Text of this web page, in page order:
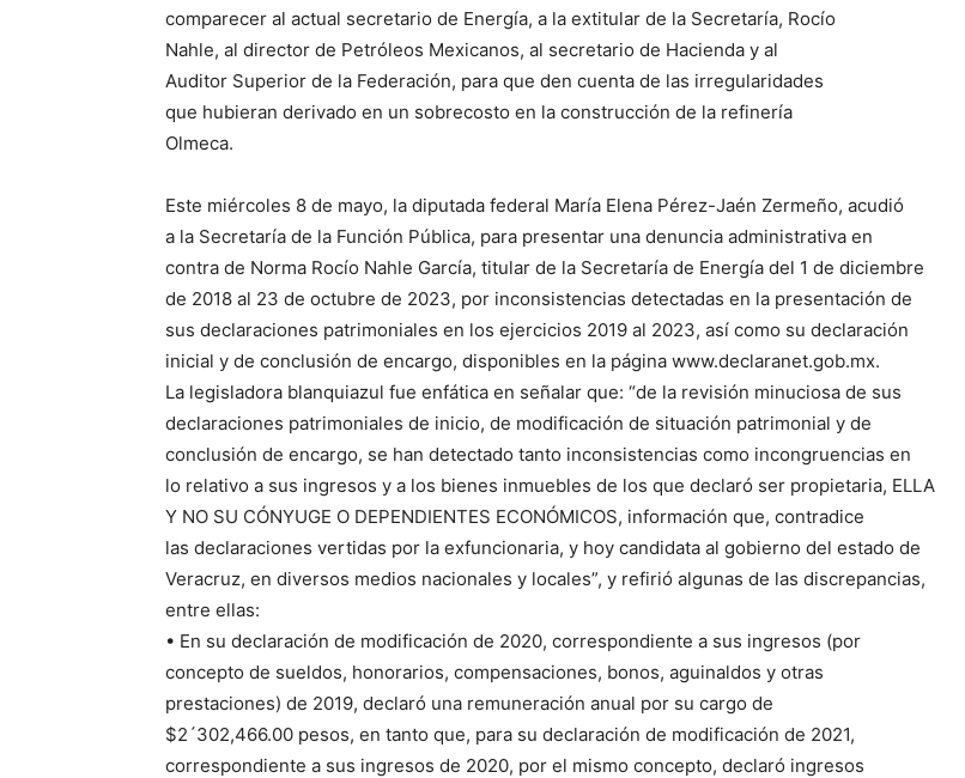
comparecer al actual secretario de Energía, a la extitular de la Secretaría, Rocío
Nahle, al director de Petróleos Mexicanos, al secretario de Hacienda y al
Auditor Superior de la Federación, para que den cuenta de las irregularidades
que hubieran derivado en un sobrecosto en la construcción de la refinería
Olmeca.
Este miércoles 8 de mayo, la diputada federal María Elena Pérez-Jaén Zermeño, acudió
a la Secretaría de la Función Pública, para presentar una denuncia administrativa en
contra de Norma Rocío Nahle García, titular de la Secretaría de Energía del 1 de diciembre
de 2018 al 23 de octubre de 2023, por inconsistencias detectadas en la presentación de
sus declaraciones patrimoniales en los ejercicios 2019 al 2023, así como su declaración
inicial y de conclusión de encargo, disponibles en la página www.declaranet.gob.mx.
La legisladora blanquiazul fue enfática en señalar que: “de la revisión minuciosa de sus
declaraciones patrimoniales de inicio, de modificación de situación patrimonial y de
conclusión de encargo, se han detectado tanto inconsistencias como incongruencias en
lo relativo a sus ingresos y a los bienes inmuebles de los que declaró ser propietaria, ELLA
Y NO SU CÓNYUGE O DEPENDIENTES ECONÓMICOS, información que, contradice
las declaraciones vertidas por la exfuncionaria, y hoy candidata al gobierno del estado de
Veracruz, en diversos medios nacionales y locales”, y refirió algunas de las discrepancias,
entre ellas:
• En su declaración de modificación de 2020, correspondiente a sus ingresos (por
concepto de sueldos, honorarios, compensaciones, bonos, aguinaldos y otras
prestaciones) de 2019, declaró una remuneración anual por su cargo de
$2´302,466.00 pesos, en tanto que, para su declaración de modificación de 2021,
correspondiente a sus ingresos de 2020, por el mismo concepto, declaró ingresos